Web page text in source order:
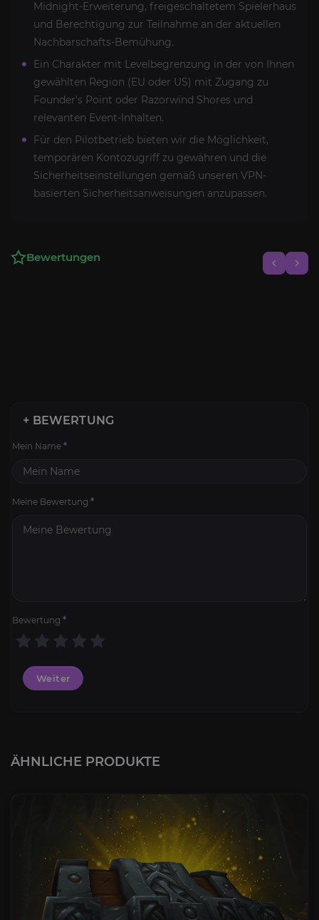
Midnight-Erweiterung, freigeschaltetem Spielerhaus
und Berechtigung zur Teilnahme an der aktuellen
Nachbarschafts-Bemühung.
Ein Charakter mit Levelbegrenzung in der von Ihnen
gewählten Region (EU oder US) mit Zugang zu
Founder's Point oder Razorwind Shores und
relevanten Event-Inhalten.
Für den Pilotbetrieb bieten wir die Möglichkeit,
temporären Kontozugriff zu gewähren und die
Sicherheitseinstellungen gemäß unseren VPN-
basierten Sicherheitsanweisungen anzupassen.
Bewertungen
+ BEWERTUNG
Mein Name *
Meine Bewertung *
Bewertung *
Weiter
ÄHNLICHE PRODUKTE